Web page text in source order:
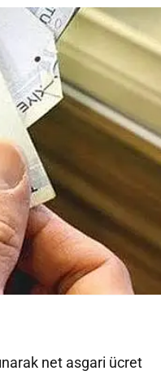
net asgari ücret